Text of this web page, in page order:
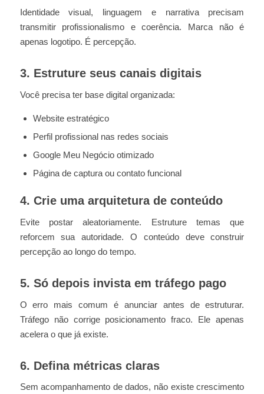
Identidade visual, linguagem e narrativa precisam
transmitir profissionalismo e coerência. Marca não é
apenas logotipo. É percepção.
3. Estruture seus canais digitais
Você precisa ter base digital organizada:
Website estratégico
Perfil profissional nas redes sociais
Google Meu Negócio otimizado
Página de captura ou contato funcional
4. Crie uma arquitetura de conteúdo
Evite postar aleatoriamente. Estruture temas que
reforcem sua autoridade. O conteúdo deve construir
percepção ao longo do tempo.
5. Só depois invista em tráfego pago
O erro mais comum é anunciar antes de estruturar.
Tráfego não corrige posicionamento fraco. Ele apenas
acelera o que já existe.
6. Defina métricas claras
Sem acompanhamento de dados, não existe crescimento